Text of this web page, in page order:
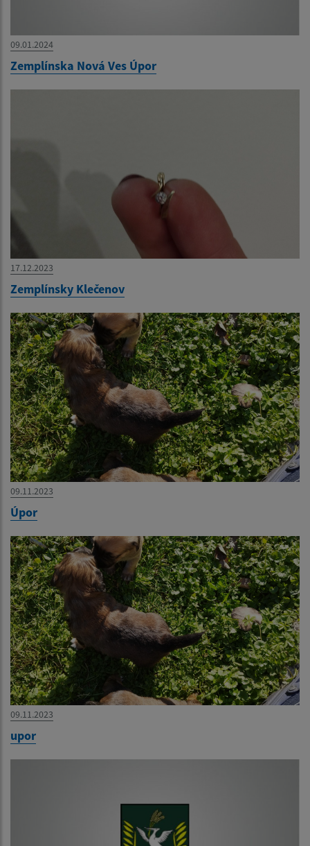
09.01.2024
Zemplínska Nová Ves Úpor
17.12.2023
Zemplínsky Klečenov
09.11.2023
Úpor
09.11.2023
upor